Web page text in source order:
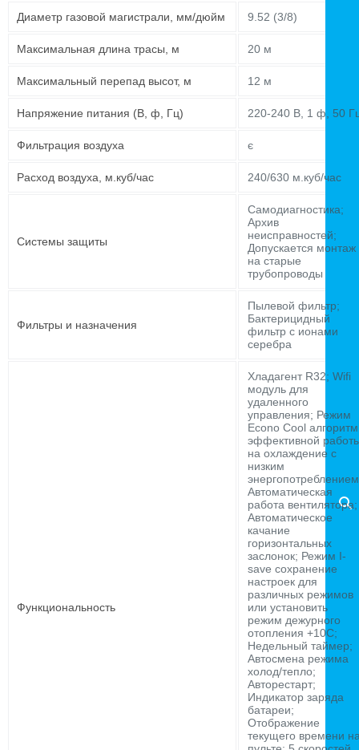
Диаметр газовой магистрали, мм/дюйм 9.52 (3/8)
Максимальная длина трасы, м 20 м
Максимальный перепад высот, м 12 м
Напряжение питания (В, ф, Гц) 220-240 В, 1 ф, 50
Фильтрация воздуха є
Расход воздуха, м.куб/час 240/630 м.куб/час
Системы защиты
Самодиагностика;
Архив
неисправностей;
Допускается монтаж
на старые
трубопроводы
Фильтры и назначения
Пылевой фильтр;
Бактерицидный
фильтр с ионами
серебра
Функциональность
Хладагент R32; Wifi
модуль для
удаленного
управления; Режим
Econo Cool алгоритм
эффективной
на охлаждение с
низким
Автоматическая
работа вентилятора;
Автоматическое
качание
горизонтальных
заслонок; Режим I-
save сохранение
настроек для
различных режимов
или установить
режим дежурного
отопления +10С;
Недельный таймер;
Автосмена режима
холод/тепло;
Авторестарт;
Индикатор заряда
батареи;
Отображение
текущего времени